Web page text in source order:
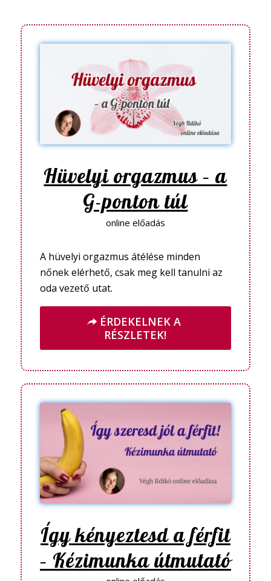
Hüvelyi orgazmus – a
G-ponton túl
online előadás
A hüvelyi orgazmus átélése minden
nőnek elérhető, csak meg kell tanulni az
oda vezető utat.
ÉRDEKELNEK A
RÉSZLETEK!
Így kényeztesd a férfit
– Kézimunka útmutató